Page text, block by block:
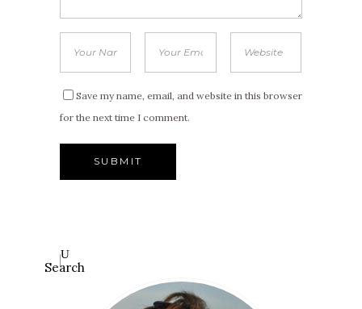
Save my name, email, and website in this browser
for the next time I comment.
Search